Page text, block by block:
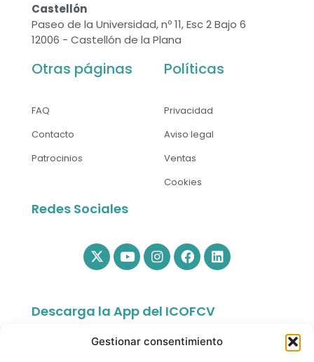
Gestionar consentimiento
Castellón
Paseo de la Universidad, nº 11, Esc 2 Bajo 6
12006 - Castellón de la Plana
Otras páginas
FAQ
Contacto
Patrocinios
Políticas
Privacidad
Aviso legal
Ventas
Cookies
Redes Sociales
Descarga la App del ICOFCV